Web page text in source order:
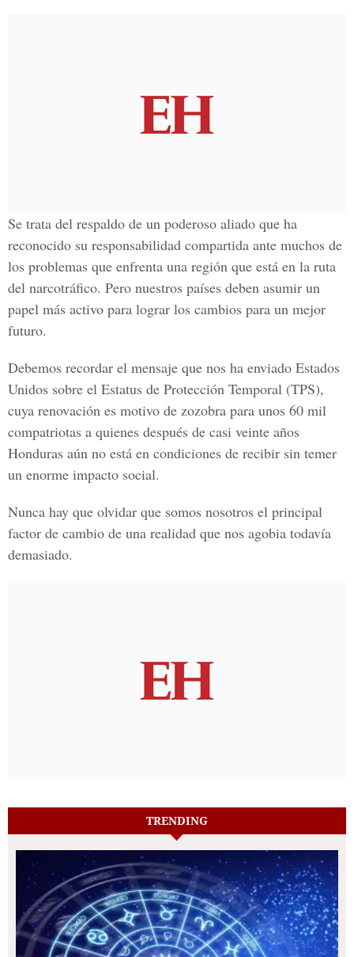
Se trata del respaldo de un poderoso aliado que ha
reconocido su responsabilidad compartida ante muchos de
los problemas que enfrenta una región que está en la ruta
del narcotráfico. Pero nuestros países deben asumir un
papel más activo para lograr los cambios para un mejor
futuro.
Debemos recordar el mensaje que nos ha enviado Estados
Unidos sobre el Estatus de Protección Temporal (TPS),
cuya renovación es motivo de zozobra para unos 60 mil
compatriotas a quienes después de casi veinte años
Honduras aún no está en condiciones de recibir sin temer
un enorme impacto social.
Nunca hay que olvidar que somos nosotros el principal
factor de cambio de una realidad que nos agobia todavía
demasiado.
TRENDING